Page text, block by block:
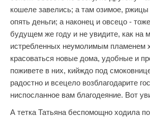
кошеле завелись; а там озимое, ржицы
опять деньги; а наконец и овсецо -
будущем же году и не увидите, как на
истребленных неумолимым пламенем
красоваться новые дома, удобные и
поживете в них, кийждо под
радостно и всецело возблагодарите
ниспосланное вам благодеяние. Вот
А тетка Татьяна беспомощно ходила